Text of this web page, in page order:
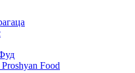
Food